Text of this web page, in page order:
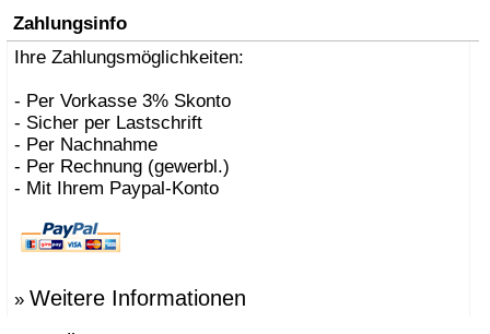
Zahlungsinfo
Ihre Zahlungsmöglichkeiten:
- Per Vorkasse 3% Skonto
- Sicher per Lastschrift
- Per Nachnahme
- Per Rechnung (gewerbl.)
- Mit Ihrem Paypal-Konto
» Weitere Informationen